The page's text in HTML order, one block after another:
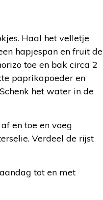
Haal het velletje
hapjespan en fruit de
toe en bak circa 2
paprikapoeder en
het water in de
en toe en voeg
Verdeel de rijst
tot en met